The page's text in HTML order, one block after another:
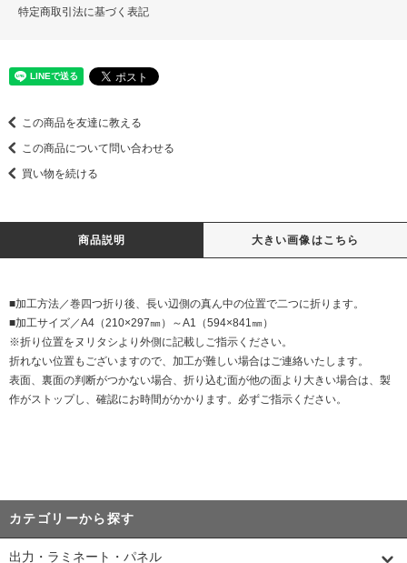
特定商取引法に基づく表記
この商品を友達に教える
この商品について問い合わせる
買い物を続ける
商品説明 大きい画像はこちら
■加工方法／巻四つ折り後、長い辺側の真ん中の位置で二つに折ります。
■加工サイズ／A4（210×297㎜）～A1（594×841㎜）
※折り位置をヌリタシより外側に記載しご指示ください。
折れない位置もございますので、加工が難しい場合はご連絡いたします。
表面、裏面の判断がつかない場合、折り込む面が他の面より大きい場合は、製
作がストップし、確認にお時間がかかります。必ずご指示ください。
カテゴリーから探す
出力・ラミネート・パネル